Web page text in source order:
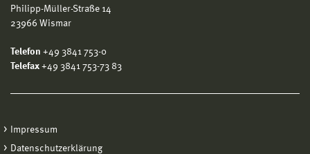
Philipp-Müller-Straße 14
23966 Wismar
Telefon +49 3841 753-0
Telefax +49 3841 753-73 83
Impressum
Datenschutzerklärung